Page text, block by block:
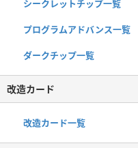
シークレットチップ一覧
プログラムアドバンス一覧
ダークチップ一覧
改造カード
改造カード一覧